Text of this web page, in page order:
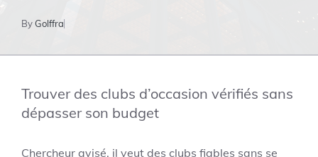
ByGolffra
Trouver des clubs d’occasion vérifiés sans
dépasser son budget
Chercheur avisé, il veut des clubs fiables sans se